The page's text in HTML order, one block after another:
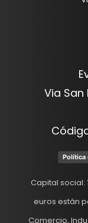
Via San
Política
Capital social:
euros están
Comercio,